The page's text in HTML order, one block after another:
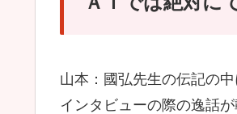
山本：國弘先生の伝記の
インタビューの際の逸話